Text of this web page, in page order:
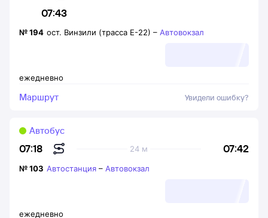
07:43
ежедневно
№194 ост. Винзили (трасса Е-22) – Автовокзал
Маршрут Увидели ошибку?
07:18 07:42
24 м
Автобус
ежедневно
№103 Автостанция – Автовокзал